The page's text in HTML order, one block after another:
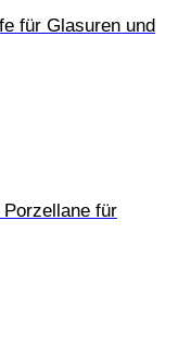
für Glasuren und
für